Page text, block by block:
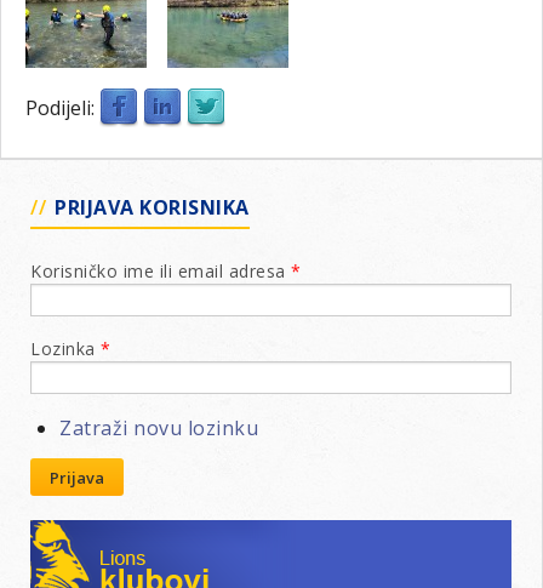
Podijeli:
PRIJAVA KORISNIKA
Korisničko ime ili email adresa *
Lozinka *
Zatraži novu lozinku
Prijava
Lions klubovi